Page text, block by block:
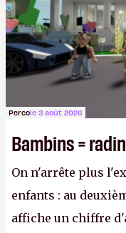
Percole 3 août 2026
Bambins =
On n'arrête plus
enfants : au
affiche un chiffre